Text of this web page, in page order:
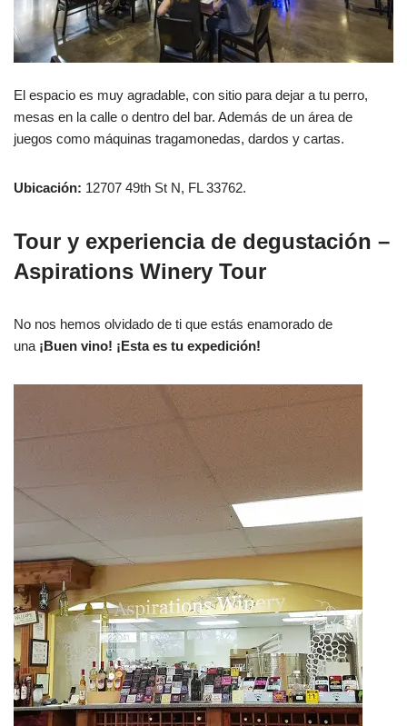
El espacio es muy agradable, con sitio para dejar a tu perro,
mesas en la calle o dentro del bar. Además de un área de
juegos como máquinas tragamonedas, dardos y cartas.
Ubicación: 12707 49th St N, FL 33762.
Tour y experiencia de degustación –
Aspirations Winery Tour
No nos hemos olvidado de ti que estás enamorado de
una ¡Buen vino! ¡Esta es tu expedición!